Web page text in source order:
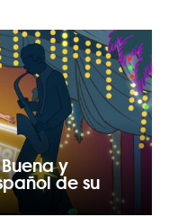
y
de su